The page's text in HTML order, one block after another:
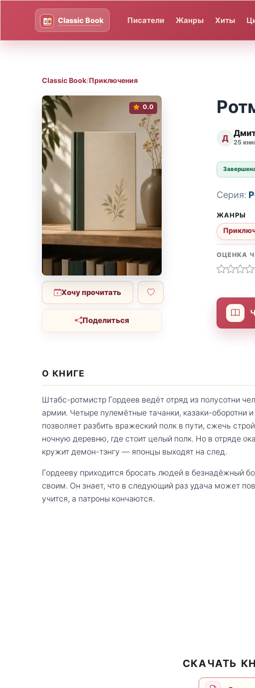
Писатели Жанры Хиты
Classic Book/Приключения
0.0
Хочу прочитать
Поделиться
Д 25
Серия:
ЖАНРЫ
ОЦЕНКА
О КНИГЕ
Штабс-ротмистр Гордеев ведёт отряд из полусотни
армии. Четыре пулемётные тачанки, казаки-оборотни
позволяет разбить вражеский полк в пути, сжечь
ночную деревню, где стоит целый полк. Но в отряде
кружит демон-тэнгу — японцы выходят на след.
Гордееву приходится бросать людей в безнадёжный
своим. Он знает, что в следующий раз удача может
учится, а патроны кончаются.
СКАЧАТЬ